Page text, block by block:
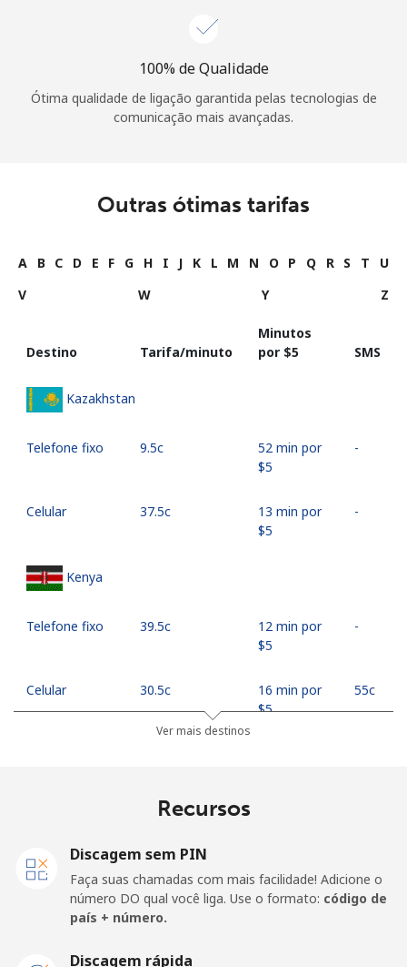
100% de Qualidade
Ótima qualidade de ligação garantida pelas tecnologias de
comunicação mais avançadas.
Outras ótimas tarifas
A B C D E F G H I J K L M N O P Q R S T
U
V
W Y Z
Destino Tarifa/minuto
Minutos
por ⁦$5⁩
SMS
Kazakhstan
Telefone fixo ⁦9.5c⁩
52 min por
⁦$5⁩
-
Celular ⁦37.5c⁩
13 min por
⁦$5⁩
-
Kenya
Telefone fixo ⁦39.5c⁩
12 min por
⁦$5⁩
-
Celular ⁦30.5c⁩
16 min por
⁦$5⁩
⁦55c⁩
All country
⁦$5⁩
Ver mais destinos
Recursos
Discagem sem PIN
Faça suas chamadas com mais facilidade! Adicione o
número DO qual você liga. Use o formato: código de
país + número.
Discagem rápida